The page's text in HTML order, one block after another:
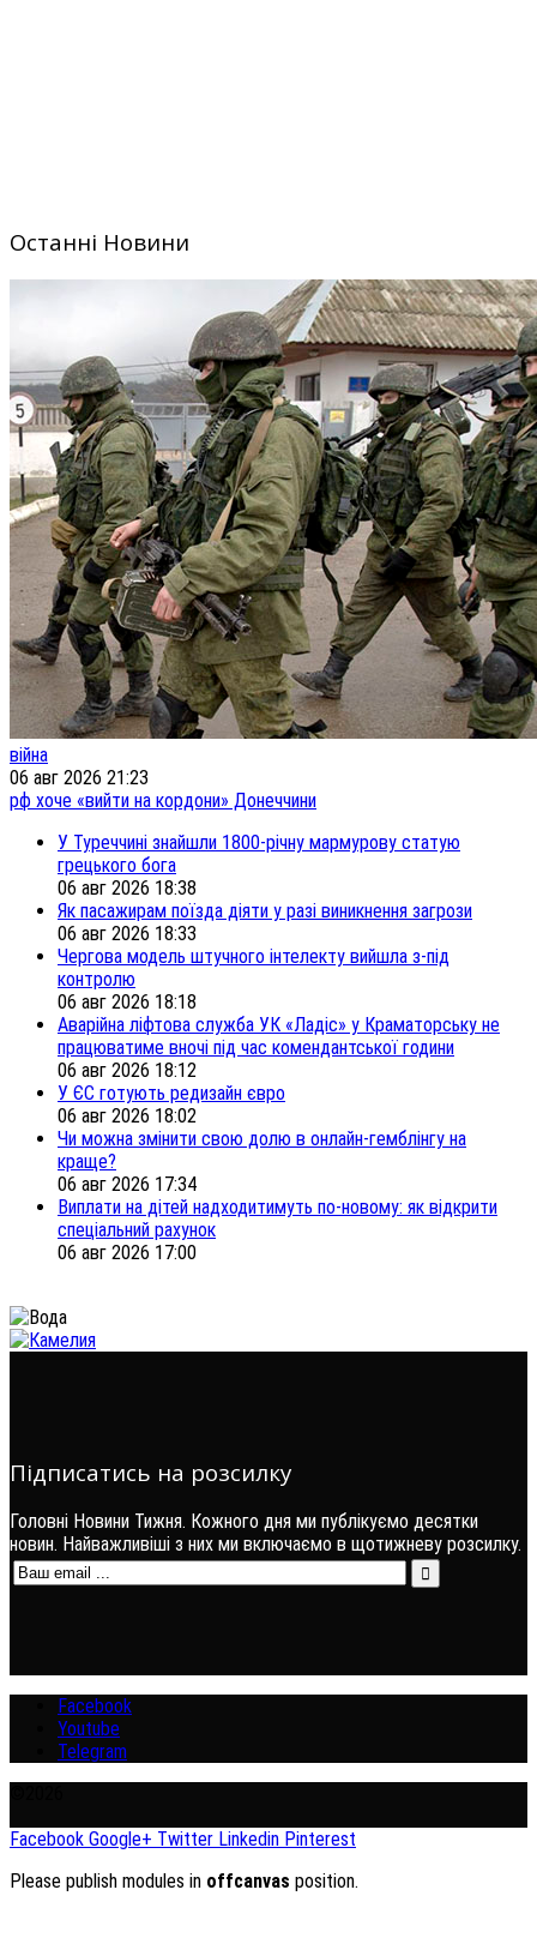
Останні Новини
війна
06 авг 2026 21:23
рф хоче «вийти на кордони» Донеччини
У Туреччині знайшли 1800-річну мармурову статую
грецького бога
06 авг 2026 18:38
Як пасажирам поїзда діяти у разі виникнення загрози
06 авг 2026 18:33
Чергова модель штучного інтелекту вийшла з-під
контролю
06 авг 2026 18:18
Аварійна ліфтова служба УК «Ладіс» у Краматорську не
працюватиме вночі під час комендантської години
06 авг 2026 18:12
У ЄС готують редизайн євро
06 авг 2026 18:02
Чи можна змінити свою долю в онлайн-гемблінгу на
краще?
06 авг 2026 17:34
Виплати на дітей надходитимуть по-новому: як відкрити
спеціальний рахунок
06 авг 2026 17:00
Підписатись на розсилку
Головні Новини Тижня. Кожного дня ми публікуємо десятки
новин. Найважливіші з них ми включаємо в щотижневу розсилку.
Facebook
Youtube
Telegram
Facebook Google+ Twitter Linkedin Pinterest
Please publish modules in offcanvas position.